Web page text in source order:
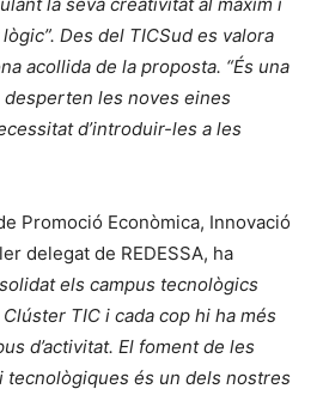
Des del TICSud es valora
acollida de la proposta. “És una
desperten les noves eines
d’introduir-les a les
Promoció Econòmica, Innovació
delegat de REDESSA, ha
els campus tecnològics
TIC i cada cop hi ha més
d’activitat. El foment de les
tecnològiques és un dels nostres